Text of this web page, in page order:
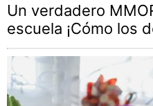
Un verdadero
escuela ¡Cómo los